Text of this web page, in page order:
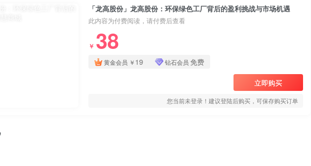
「龙高股份」龙高股份：环保绿色工厂背后的盈利挑战与市场机遇
此内容为付费阅读，请付费后查看
￥ 38
黄金会员 ￥ 19 钻石会员 免费
立即购买
您当前未登录！建议登陆后购买，可保存购买订单